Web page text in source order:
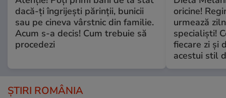
dacă-ți îngrijești părinții, bunicii
sau pe cineva vârstnic din familie.
Acum s-a decis! Cum trebuie să
procedezi
oricine!
urmează
specialiști!
fiecare zi și
acestui stil
ȘTIRI ROMÂNIA